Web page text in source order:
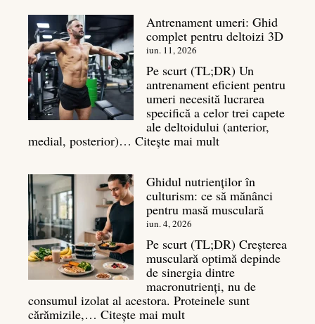
culturism:
Inamicul
tăcut
al
masei
musculare
Antrenament umeri: Ghid
complet pentru deltoizi 3D
iun. 11, 2026
Pe scurt (TL;DR) Un
antrenament eficient pentru
umeri necesită lucrarea
specifică a celor trei capete
ale deltoidului (anterior,
medial, posterior)… Citește mai mult:
Ghid
complet
pentru
3D
Ghidul nutrienților în
culturism: ce să mănânci
pentru masă musculară
iun. 4, 2026
Pe scurt (TL;DR) Creșterea
musculară optimă depinde
de sinergia dintre
macronutrienți, nu de
consumul izolat al acestora. Proteinele sunt
cărămizile,… Citește mai mult: